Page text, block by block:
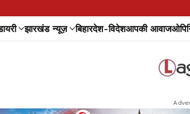
झारखंड न्यूज़ बिहारदेश-विदेशआपकी आवाज